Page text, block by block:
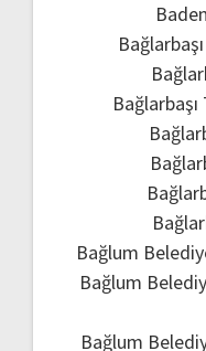
Bağlum
Bağlum
Bağlum